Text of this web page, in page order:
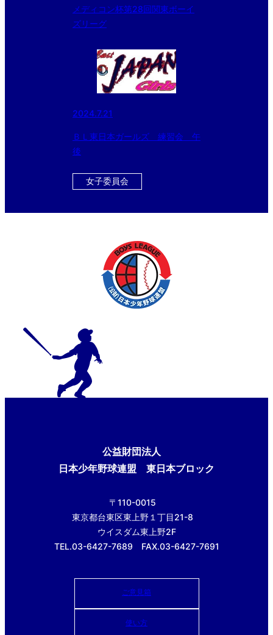
メディコン杯第28回関東ボーイ
ズリーグ
2024.7.21
ＢＬ東日本ガールズ 練習会 午
後
女子委員会
公益財団法人
日本少年野球連盟 東日本ブロック
〒110-0015
東京都台東区東上野１丁目21-8
ウイスダム東上野2F
TEL.03-6427-7689 FAX.03-6427-7691
ご意見箱
使い方